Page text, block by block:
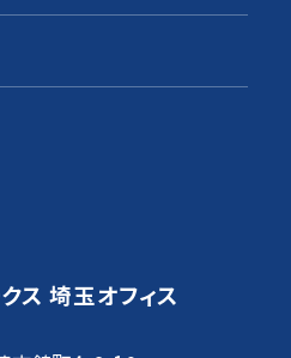
ス 埼玉オフィス